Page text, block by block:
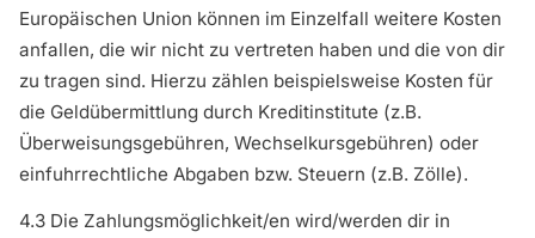
Europäischen Union können im Einzelfall weitere Kosten
anfallen, die wir nicht zu vertreten haben und die von dir
zu tragen sind. Hierzu zählen beispielsweise Kosten für
die Geldübermittlung durch Kreditinstitute (z.B.
Überweisungsgebühren, Wechselkursgebühren) oder
einfuhrrechtliche Abgaben bzw. Steuern (z.B. Zölle).
4.3 Die Zahlungsmöglichkeit/en wird/werden dir in